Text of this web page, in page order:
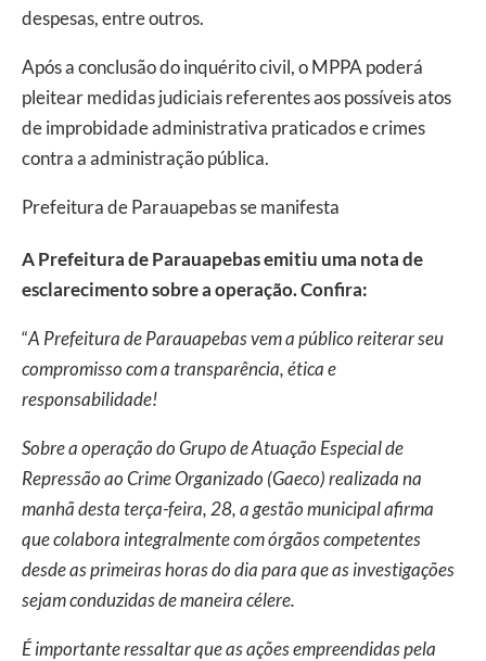
despesas, entre outros.
Após a conclusão do inquérito civil, o MPPA poderá
pleitear medidas judiciais referentes aos possíveis atos
de improbidade administrativa praticados e crimes
contra a administração pública.
Prefeitura de Parauapebas se manifesta
A Prefeitura de Parauapebas emitiu uma nota de
esclarecimento sobre a operação. Confira:
“A Prefeitura de Parauapebas vem a público reiterar seu
compromisso com a transparência, ética e
responsabilidade!
Sobre a operação do Grupo de Atuação Especial de
Repressão ao Crime Organizado (Gaeco) realizada na
manhã desta terça-feira, 28, a gestão municipal afirma
que colabora integralmente com órgãos competentes
desde as primeiras horas do dia para que as investigações
sejam conduzidas de maneira célere.
É importante ressaltar que as ações empreendidas pela